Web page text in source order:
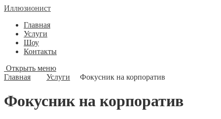
Иллюзионист
Главная
Услуги
Шоу
Контакты
Открыть меню
Главная
Услуги Фокусник на корпоратив
Фокусник на корпоратив